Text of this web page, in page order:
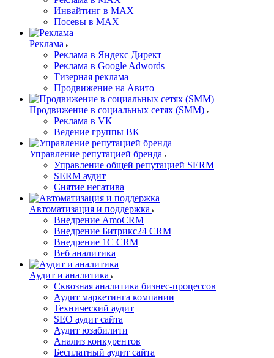
Инвайтинг в MAX
Посевы в MAX
Реклама
Реклама в Яндекс Директ
Реклама в Google Adwords
Тизерная реклама
Продвижение на Авито
Продвижение в социальных сетях (SMM)
Реклама в VK
Ведение группы ВК
Управление репутацией бренда
Управление общей репутацией SERM
SERM аудит
Снятие негатива
Автоматизация и поддержка
Внедрение AmoCRM
Внедрение Битрикс24 CRM
Внедрение 1C CRM
Веб аналитика
Аудит и аналитика
Сквозная аналитика бизнес-процессов
Аудит маркетинга компании
Технический аудит
SEO аудит сайта
Аудит юзабилити
Анализ конкурентов
Бесплатный аудит сайта